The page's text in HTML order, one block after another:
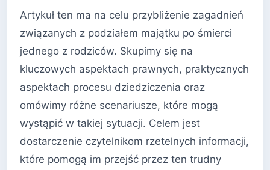
Artykuł ten ma na celu przybliżenie zagadnień
związanych z podziałem majątku po śmierci
jednego z rodziców. Skupimy się na
kluczowych aspektach prawnych, praktycznych
aspektach procesu dziedziczenia oraz
omówimy różne scenariusze, które mogą
wystąpić w takiej sytuacji. Celem jest
dostarczenie czytelnikom rzetelnych informacji,
które pomogą im przejść przez ten trudny